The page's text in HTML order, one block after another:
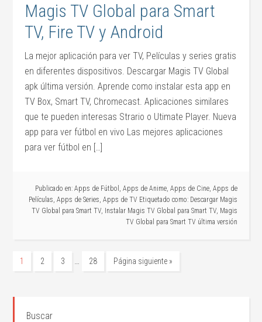
Magis TV Global para Smart
TV, Fire TV y Android
La mejor aplicación para ver TV, Películas y series gratis
en diferentes dispositivos. Descargar Magis TV Global
apk última versión. Aprende como instalar esta app en
TV Box, Smart TV, Chromecast. Aplicaciones similares
que te pueden interesas Strario o Utimate Player. Nueva
app para ver fútbol en vivo Las mejores aplicaciones
para ver fútbol en […]
Publicado en: Apps de Fútbol , Apps de Anime, Apps de Cine, Apps de
Películas, Apps de Series, Apps de TV Etiquetado como: Descargar Magis
TV Global para Smart TV, Instalar Magis TV Global para Smart TV, Magis
TV Global para Smart TV última versión
1 2 3 … 28 Página siguiente »
Buscar